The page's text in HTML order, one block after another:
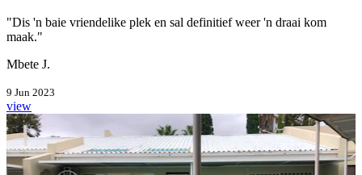
"Dis 'n baie vriendelike plek en sal definitief weer 'n draai kom
maak."
Mbete J.
9 Jun 2023
view